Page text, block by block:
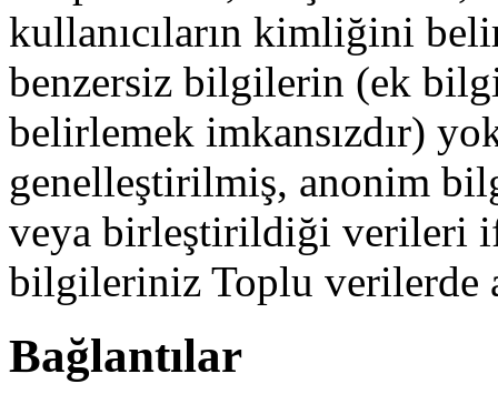
kullanıcıların kimliğini
benzersiz bilgilerin (ek
belirlemek imkansızdır)
genelleştirilmiş, anonim
veya birleştirildiği verileri
bilgileriniz Toplu verilerde
Bağlantılar